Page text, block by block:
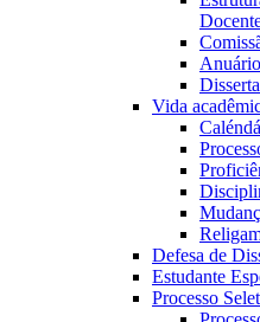
Vida
Defesa de
Estudante
Processo